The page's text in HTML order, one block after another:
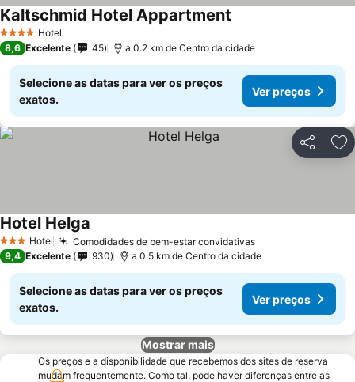
4 EstrelasHotel
Kaltschmid Hotel Appartment
8,6 Excelente 45 a 0.2 km de Centro da cidade
Selecione as datas para ver os preços
exatos.
Ver preços
Partilhar
3 EstrelasHotel Comodidades de bem-estar convidativasVer preços
Hotel Helga
9,4 Excelente 930 a 0.5 km de Centro da cidade
Selecione as datas para ver os preços
exatos.
Ver preços
Mostrar mais
Os preços e a disponibilidade que recebemos dos sites de reserva
mudam frequentemente. Como tal, pode haver diferenças entre as